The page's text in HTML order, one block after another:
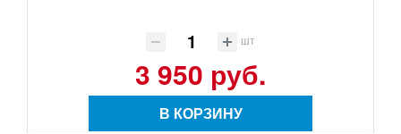
шт
3 950 руб.
В КОРЗИНУ